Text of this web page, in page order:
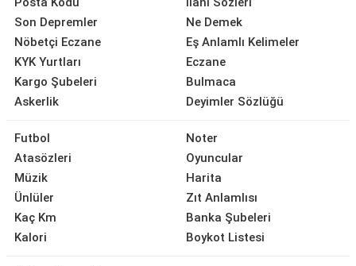
Son Depremler
Nöbetçi Eczane
KYK Yurtları
Kargo Şubeleri
Askerlik
Ne Demek
Eş Anlamlı Kelimeler
Eczane
Bulmaca
Deyimler Sözlüğü
Futbol
Atasözleri
Müzik
Ünlüler
Kaç Km
Kalori
Noter
Oyuncular
Harita
Zıt Anlamlısı
Banka Şubeleri
Boykot Listesi